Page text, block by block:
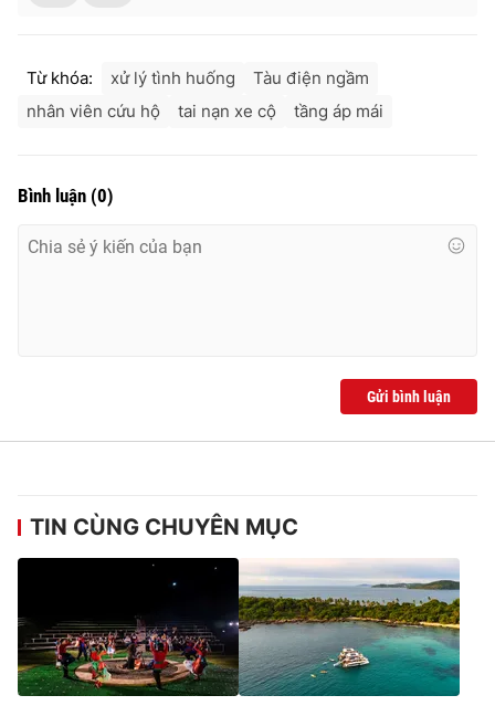
Từ khóa: xử lý tình huống
Tàu điện ngầm
nhân viên cứu hộ
tai nạn xe cộ tầng áp mái
Bình luận (0)
Gửi bình luận
TIN CÙNG CHUYÊN MỤC